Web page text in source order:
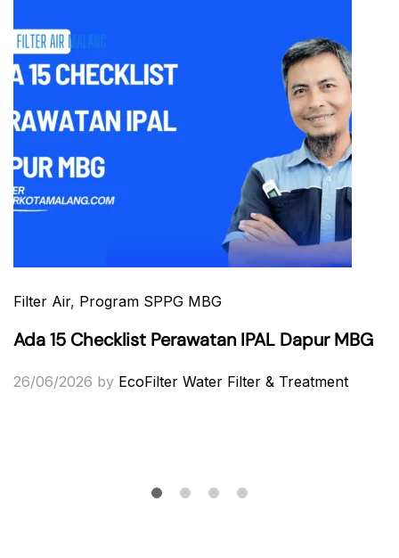
Filter Air, Program SPPG MBG
Ada 15 Checklist Perawatan IPAL Dapur MBG
26/06/2026 by EcoFilter Water Filter & Treatment